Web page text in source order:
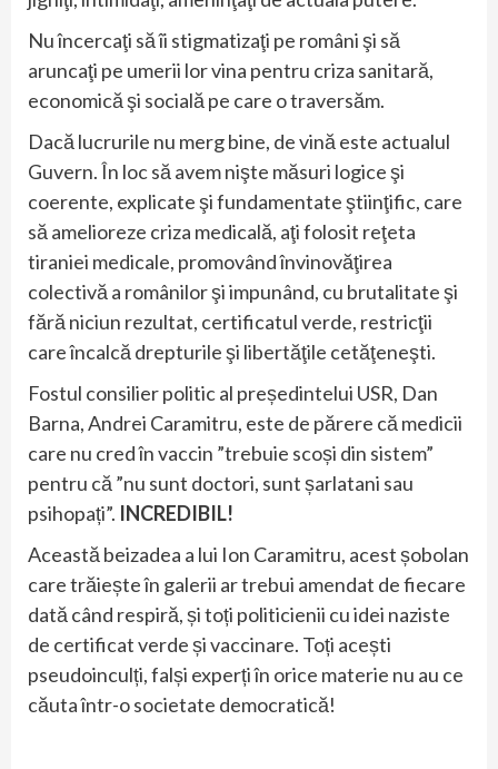
Nu încercaţi să îi stigmatizaţi pe români şi să
aruncaţi pe umerii lor vina pentru criza sanitară,
economică şi socială pe care o traversăm.
Dacă lucrurile nu merg bine, de vină este actualul
Guvern. În loc să avem nişte măsuri logice şi
coerente, explicate şi fundamentate ştiinţific, care
să amelioreze criza medicală, aţi folosit reţeta
tiraniei medicale, promovând învinovăţirea
colectivă a românilor şi impunând, cu brutalitate şi
fără niciun rezultat, certificatul verde, restricţii
care încalcă drepturile şi libertăţile cetăţeneşti.
Fostul consilier politic al președintelui USR, Dan
Barna, Andrei Caramitru, este de părere că medicii
care nu cred în vaccin ”trebuie scoși din sistem”
pentru că ”nu sunt doctori, sunt șarlatani sau
psihopați”. INCREDIBIL!
Această beizadea a lui Ion Caramitru, acest șobolan
care trăiește în galerii ar trebui amendat de fiecare
dată când respiră, și toți politicienii cu idei naziste
de certificat verde și vaccinare. Toți acești
pseudoinculți, falși experți în orice materie nu au ce
căuta într-o societate democratică!